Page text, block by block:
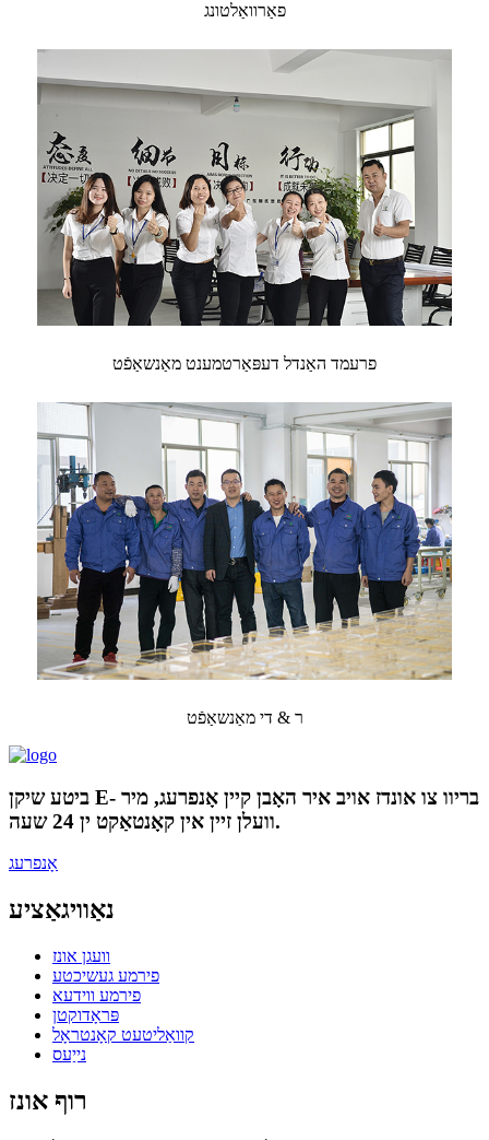
פאַרוואַלטונג
פרעמד האַנדל דעפּאַרטמענט מאַנשאַפֿט
ר & די מאַנשאַפֿט
ביטע שיקן E- בריוו צו אונדז אויב איר האָבן קיין אָנפרעג, מיר
וועלן זיין אין קאָנטאַקט ין 24 שעה.
אָנפרעג
נאַוויגאַציע
וועגן אונז
פירמע געשיכטע
פירמע ווידעא
פּראָדוקטן
קוואַליטעט קאָנטראָל
נייַעס
רוף אונז